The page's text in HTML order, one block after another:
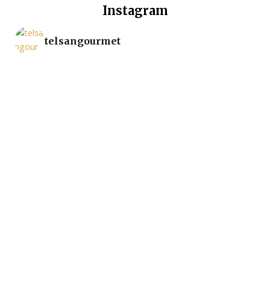
Instagram
telsangourmet